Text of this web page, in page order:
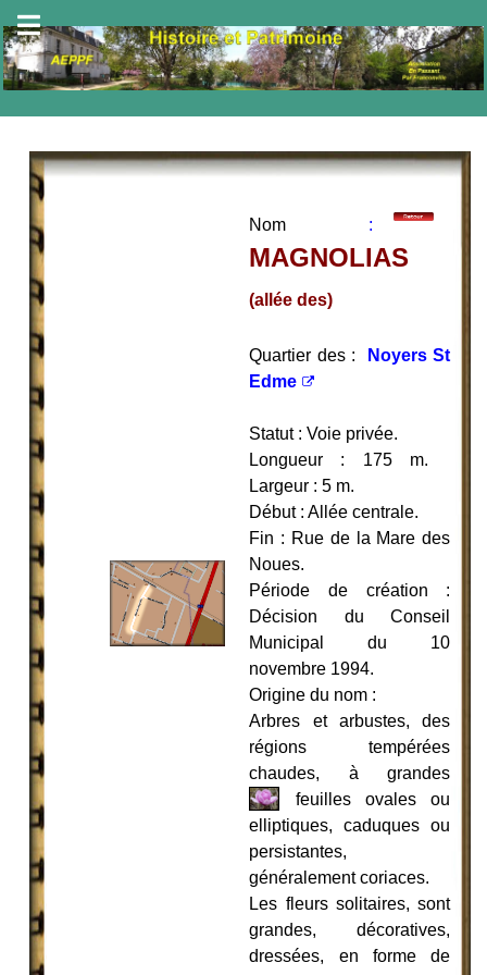
Nom :
MAGNOLIAS
(allée des)
Quartier des :
Noyers St
Edme
Statut : Voie privée.
Longueur : 175 m.
Largeur : 5 m.
Début : Allée centrale.
Fin : Rue de la Mare des
Noues.
Période de création :
Décision du Conseil
Municipal du 10
novembre 1994.
Origine du nom :
Arbres et arbustes, des
régions tempérées
chaudes, à grandes
feuilles ovales ou
elliptiques, caduques ou
persistantes,
généralement coriaces.
Les fleurs solitaires, sont
grandes, décoratives,
dressées, en forme de